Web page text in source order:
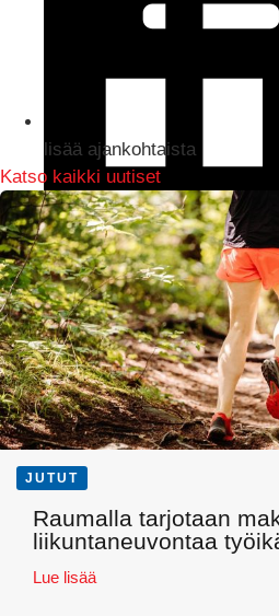
LinkedIn
lisää ajankohtaista
Katso kaikki uutiset
JUTUT
Raumalla tarjotaan
liikuntaneuvontaa
Lue lisää